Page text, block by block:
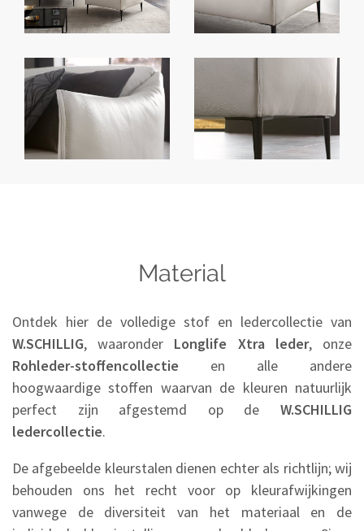
Material
Ontdek hier de volledige stof en ledercollectie van
W.SCHILLIG, waaronder Longlife Xtra leder, onze
Rohleder-stoffencollectie en alle andere
hoogwaardige stoffen waarvan de kleuren natuurlijk
perfect zijn afgestemd op de W.SCHILLIG
ledercollectie.
De afgebeelde kleurstalen dienen echter als richtlijn; wij
behouden ons het recht voor op kleurafwijkingen
vanwege de diversiteit van het materiaal en de